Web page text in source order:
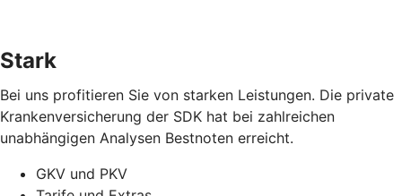
Stark
Bei uns profitieren Sie von starken Leistungen. Die private
Krankenversicherung der SDK hat bei zahlreichen
unabhängigen Analysen Bestnoten erreicht.
GKV und PKV